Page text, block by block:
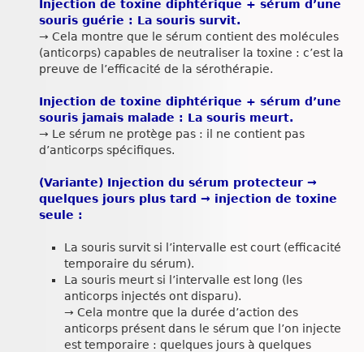
Injection de toxine diphtérique + sérum d’une
souris guérie : La souris survit.
→ Cela montre que le sérum contient des molécules
(anticorps) capables de neutraliser la toxine : c’est la
preuve de l’efficacité de la sérothérapie.
Injection de toxine diphtérique + sérum d’une
souris jamais malade : La souris meurt.
→ Le sérum ne protège pas : il ne contient pas
d’anticorps spécifiques.
(Variante) Injection du sérum protecteur →
quelques jours plus tard → injection de toxine
seule :
La souris survit si l’intervalle est court (efficacité
temporaire du sérum).
La souris meurt si l’intervalle est long (les
anticorps injectés ont disparu).
→ Cela montre que la durée d’action des
anticorps présent dans le sérum que l’on injecte
est temporaire : quelques jours à quelques